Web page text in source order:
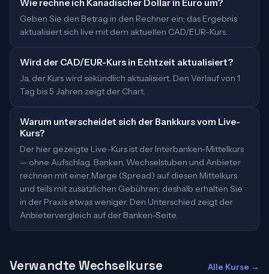
Wie rechne ich Kanadischer Dollar in Euro um?
Geben Sie den Betrag in den Rechner ein; das Ergebnis
aktualisiert sich live mit dem aktuellen CAD/EUR-Kurs.
Wird der CAD/EUR-Kurs in Echtzeit aktualisiert?
Ja, der Kurs wird sekündlich aktualisiert. Den Verlauf von 1
Tag bis 5 Jahren zeigt der Chart.
Warum unterscheidet sich der Bankkurs vom Live-
Kurs?
Der hier gezeigte Live-Kurs ist der Interbanken-Mittelkurs
— ohne Aufschlag. Banken, Wechselstuben und Anbieter
rechnen mit einer Marge (Spread) auf diesen Mittelkurs
und teils mit zusätzlichen Gebühren; deshalb erhalten Sie
in der Praxis etwas weniger. Den Unterschied zeigt der
Anbietervergleich auf der Banken-Seite.
Verwandte Wechselkurse Alle Kurse →